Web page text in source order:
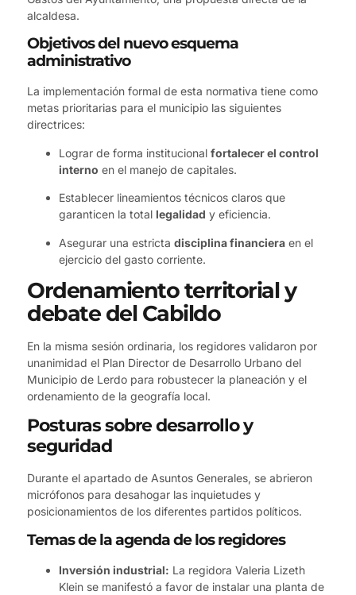
alcaldesa.
Objetivos del nuevo esquema
administrativo
La implementación formal de esta normativa tiene como
metas prioritarias para el municipio las siguientes
directrices:
Lograr de forma institucional fortalecer el control
interno en el manejo de capitales.
Establecer lineamientos técnicos claros que
garanticen la total legalidad y eficiencia.
Asegurar una estricta disciplina financiera en el
ejercicio del gasto corriente.
Ordenamiento territorial y
debate del Cabildo
En la misma sesión ordinaria, los regidores validaron por
unanimidad el Plan Director de Desarrollo Urbano del
Municipio de Lerdo para robustecer la planeación y el
ordenamiento de la geografía local.
Posturas sobre desarrollo y
seguridad
Durante el apartado de Asuntos Generales, se abrieron
micrófonos para desahogar las inquietudes y
posicionamientos de los diferentes partidos políticos.
Temas de la agenda de los regidores
Inversión industrial: La regidora Valeria Lizeth
Klein se manifestó a favor de instalar una planta de